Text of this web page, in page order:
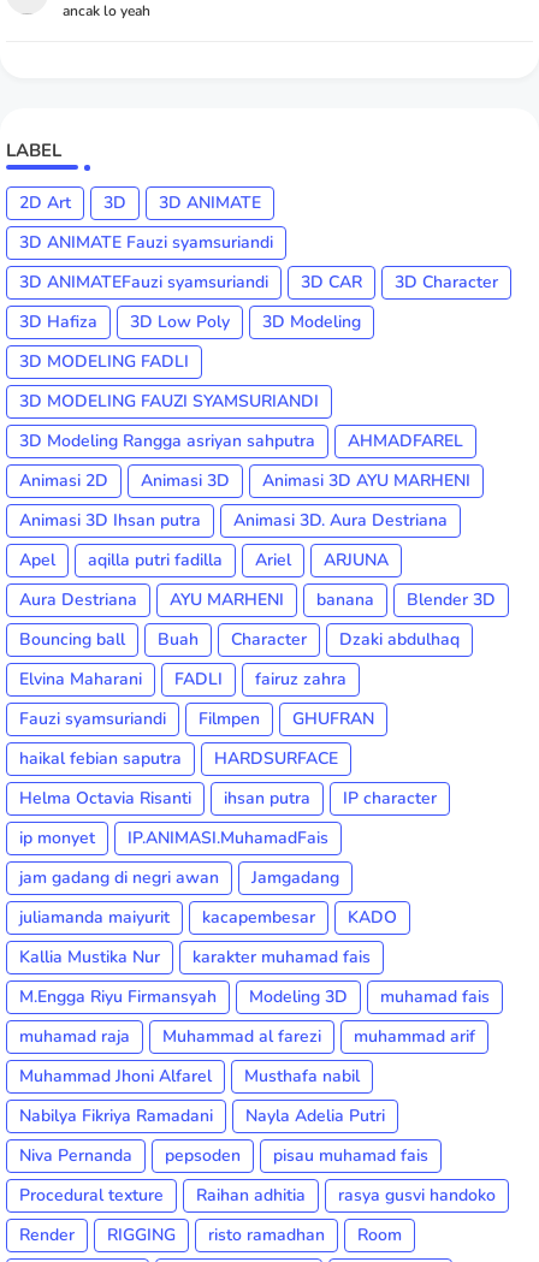
ancak lo yeah
LABEL
2D Art 3D
3D ANIMATE
3D ANIMATE Fauzi syamsuriandi
3D ANIMATEFauzi syamsuriandi
3D CAR
3D Character
3D Hafiza
3D Low Poly
3D Modeling
3D MODELING FADLI
3D MODELING FAUZI SYAMSURIANDI
3D Modeling Rangga asriyan sahputra
AHMADFAREL
Animasi 2D
Animasi 3D
Animasi 3D AYU MARHENI
Animasi 3D Ihsan putra
Animasi 3D. Aura Destriana
Apel
aqilla putri fadilla Ariel
ARJUNA
Aura Destriana
AYU MARHENI banana
Blender 3D
Bouncing ball
Buah Character
Dzaki abdulhaq
Elvina Maharani
FADLI
fairuz zahra
Fauzi syamsuriandi
Filmpen
GHUFRAN
haikal febian saputra
HARDSURFACE
Helma Octavia Risanti
ihsan putra
IP character
ip monyet
IP.ANIMASI.MuhamadFais
jam gadang di negri awan
Jamgadang
juliamanda maiyurit
kacapembesar
KADO
Kallia Mustika Nur
karakter muhamad fais
M.Engga Riyu Firmansyah
Modeling 3D
muhamad fais
muhamad raja
Muhammad al farezi
muhammad arif
Muhammad Jhoni Alfarel
Musthafa nabil
Nabilya Fikriya Ramadani
Nayla Adelia Putri
Niva Pernanda
pepsoden
pisau muhamad fais
Procedural texture
Raihan adhitia
rasya gusvi handoko
Render
RIGGING risto ramadhan
Room